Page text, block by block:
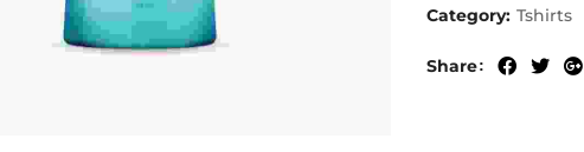
Category: Tshirts
Share